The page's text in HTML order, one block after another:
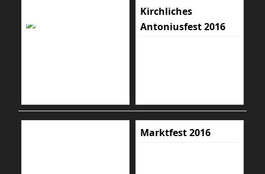
Kirchliches
Antoniusfest 2016
Marktfest 2016